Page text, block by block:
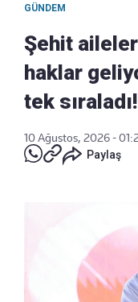
GÜNDEM
Şehit
haklar
tek sıraladı!
10 Ağustos, 2026 -
Paylaş